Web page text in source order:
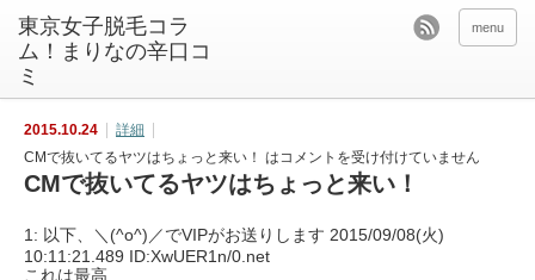
東京女子脱毛コラ
ム！まりなの辛口コ
ミ
menu
2015.10.24
詳細
CMで抜いてるヤツはちょっと来い！ はコメントを受け付けていません
CMで抜いてるヤツはちょっと来い！
1: 以下、＼(^o^)／でVIPがお送りします 2015/09/08(火)
10:11:21.489 ID:XwUER1n/0.net
これは最高